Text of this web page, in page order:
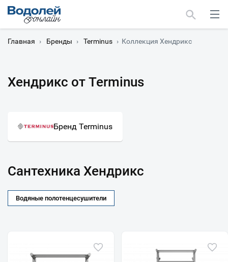
Главная › Бренды › Terminus › Коллекция Хендрикс
Хендрикс от Terminus
Бренд Terminus
Сантехника Хендрикс
Водяные полотенцесушители